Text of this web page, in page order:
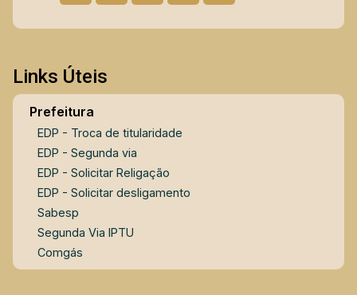
Links Úteis
Prefeitura
EDP - Troca de titularidade
EDP - Segunda via
EDP - Solicitar Religação
EDP - Solicitar desligamento
Sabesp
Segunda Via IPTU
Comgás